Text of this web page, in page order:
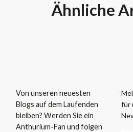
Ähnliche
Von unseren neuesten
Blogs auf dem Laufenden
bleiben? Werden Sie ein
Anthurium-Fan und folgen
für